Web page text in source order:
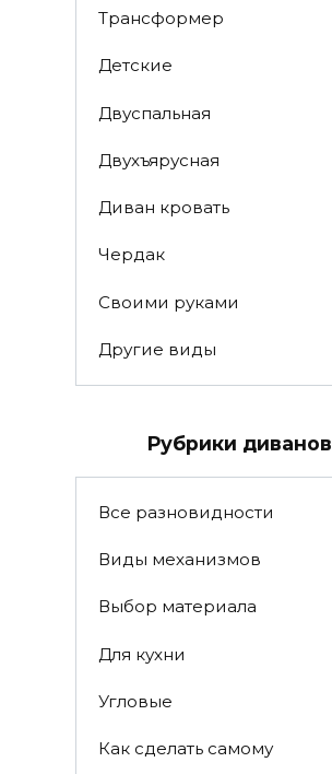
Трансформер
Детские
Двуспальная
Двухъярусная
Диван кровать
Чердак
Своими руками
Другие виды
Рубрики диванов
Все разновидности
Виды механизмов
Выбор материала
Для кухни
Угловые
Как сделать самому